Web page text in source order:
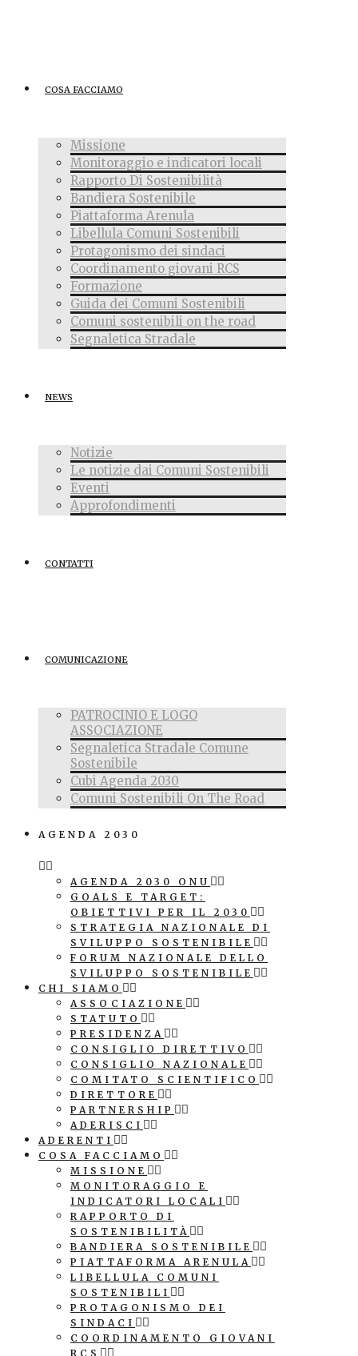
COSA FACCIAMO
Missione
Monitoraggio e indicatori locali
Rapporto Di Sostenibilità
Bandiera Sostenibile
Piattaforma Arenula
Libellula Comuni Sostenibili
Protagonismo dei sindaci
Coordinamento giovani RCS
Formazione
Guida dei Comuni Sostenibili
Comuni sostenibili on the road
Segnaletica Stradale
NEWS
Notizie
Le notizie dai Comuni Sostenibili
Eventi
Approfondimenti
CONTATTI
COMUNICAZIONE
PATROCINIO E LOGO
ASSOCIAZIONE
Segnaletica Stradale Comune
Sostenibile
Cubi Agenda 2030
Comuni Sostenibili On The Road
AGENDA 2030
AGENDA 2030 ONU
GOALS E TARGET:
OBIETTIVI PER IL 2030
STRATEGIA NAZIONALE DI
SVILUPPO SOSTENIBILE
FORUM NAZIONALE DELLO
SVILUPPO SOSTENIBILE
CHI SIAMO
ASSOCIAZIONE
STATUTO
PRESIDENZA
CONSIGLIO DIRETTIVO
CONSIGLIO NAZIONALE
COMITATO SCIENTIFICO
DIRETTORE
PARTNERSHIP
ADERISCI
ADERENTI
COSA FACCIAMO
MISSIONE
MONITORAGGIO E
INDICATORI LOCALI
RAPPORTO DI
SOSTENIBILITÀ
BANDIERA SOSTENIBILE
PIATTAFORMA ARENULA
LIBELLULA COMUNI
SOSTENIBILI
PROTAGONISMO DEI
SINDACI
COORDINAMENTO GIOVANI
RCS